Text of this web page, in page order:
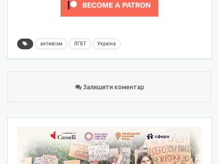
активізм ЛГБТ Україна
Залишити коментар